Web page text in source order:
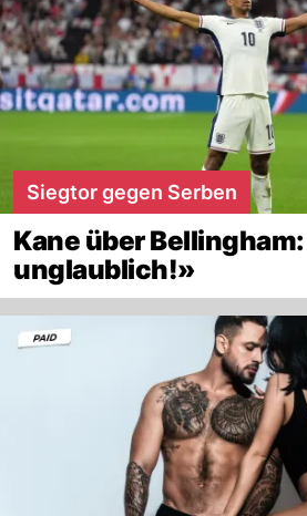
Siegtor gegen Serben
Kane über
unglaublich!»